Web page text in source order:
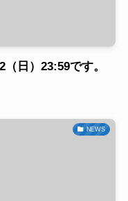
日）23:59です。
NEWS